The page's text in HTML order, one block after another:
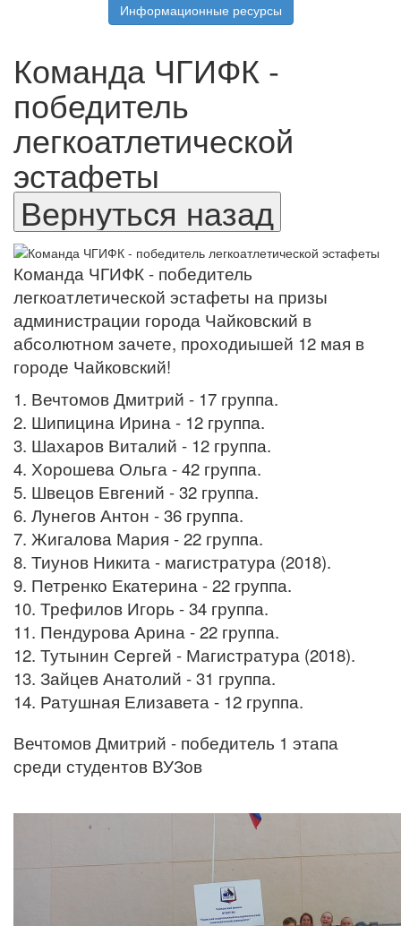
Информационные ресурсы
Команда ЧГИФК -
победитель
легкоатлетической
эстафеты
Команда ЧГИФК - победитель
легкоатлетической эстафеты на призы
администрации города Чайковский в
абсолютном зачете, проходиышей 12 мая в
городе Чайковский!
1. Вечтомов Дмитрий - 17 группа.
2. Шипицина Ирина - 12 группа.
3. Шахаров Виталий - 12 группа.
4. Хорошева Ольга - 42 группа.
5. Швецов Евгений - 32 группа.
6. Лунегов Антон - 36 группа.
7. Жигалова Мария - 22 группа.
8. Тиунов Никита - магистратура (2018).
9. Петренко Екатерина - 22 группа.
10. Трефилов Игорь - 34 группа.
11. Пендурова Арина - 22 группа.
12. Тутынин Сергей - Магистратура (2018).
13. Зайцев Анатолий - 31 группа.
14. Ратушная Елизавета - 12 группа.
Вечтомов Дмитрий - победитель 1 этапа
среди студентов ВУЗов